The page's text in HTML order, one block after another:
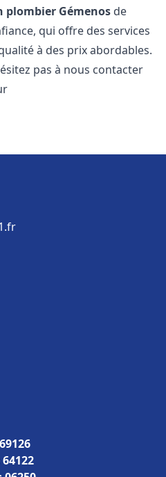
plombier Gémenos de
qui offre des services
à des prix abordables.
pas à nous contacter